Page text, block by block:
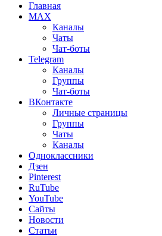
Главная
MAX
Каналы
Чаты
Чат-боты
Telegram
Каналы
Группы
Чат-боты
ВКонтакте
Личные страницы
Группы
Чаты
Каналы
Одноклассники
Дзен
Pinterest
RuTube
YouTube
Сайты
Новости
Статьи